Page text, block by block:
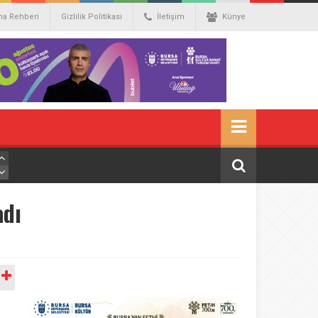
Rehberi Gizlilik Politikası İletişim Künye